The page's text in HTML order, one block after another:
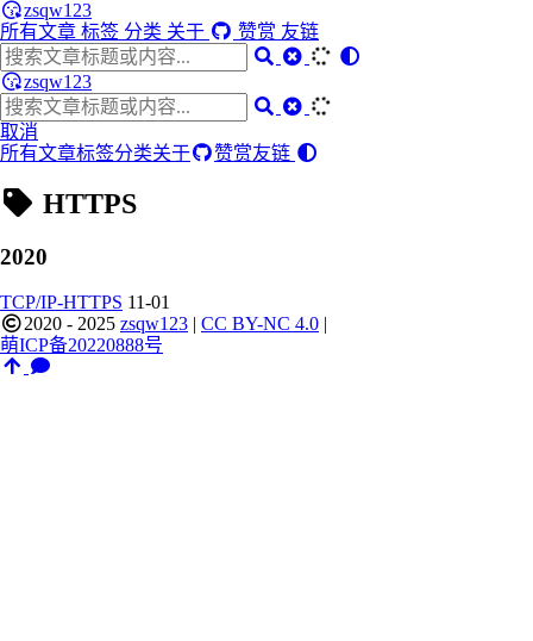
zsqw123
所有文章 标签 分类 关于 赞赏 友链
zsqw123
取消
所有文章标签分类关于 赞赏友链
HTTPS
2020
TCP/IP-HTTPS 11-01
2020 - 2025 zsqw123 | CC BY-NC 4.0 |
萌ICP备20220888号